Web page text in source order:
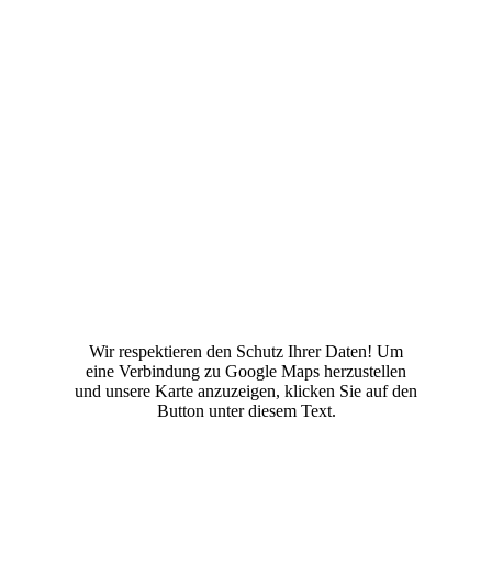
Wir respektieren den Schutz Ihrer Daten! Um
eine Verbindung zu Google Maps herzustellen
und unsere Karte anzuzeigen, klicken Sie auf den
Button unter diesem Text.